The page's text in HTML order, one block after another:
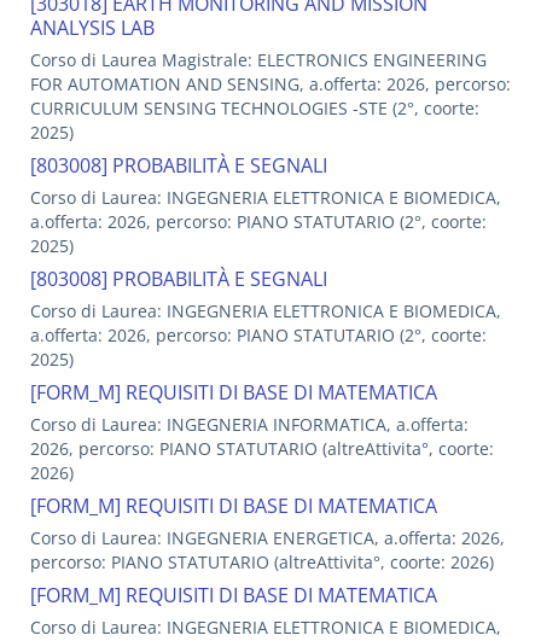
ANALYSIS LAB
Corso di Laurea Magistrale: ELECTRONICS ENGINEERING
FOR AUTOMATION AND SENSING, a.offerta: 2026, percorso:
CURRICULUM SENSING TECHNOLOGIES -STE (2°, coorte:
2025)
[803008] PROBABILITÀ E SEGNALI
Corso di Laurea: INGEGNERIA ELETTRONICA E BIOMEDICA,
a.offerta: 2026, percorso: PIANO STATUTARIO (2°, coorte:
2025)
[803008] PROBABILITÀ E SEGNALI
Corso di Laurea: INGEGNERIA ELETTRONICA E BIOMEDICA,
a.offerta: 2026, percorso: PIANO STATUTARIO (2°, coorte:
2025)
[FORM_M] REQUISITI DI BASE DI MATEMATICA
Corso di Laurea: INGEGNERIA INFORMATICA, a.offerta:
2026, percorso: PIANO STATUTARIO (altreAttivita°, coorte:
2026)
[FORM_M] REQUISITI DI BASE DI MATEMATICA
Corso di Laurea: INGEGNERIA ENERGETICA, a.offerta: 2026,
percorso: PIANO STATUTARIO (altreAttivita°, coorte: 2026)
[FORM_M] REQUISITI DI BASE DI MATEMATICA
Corso di Laurea: INGEGNERIA ELETTRONICA E BIOMEDICA,